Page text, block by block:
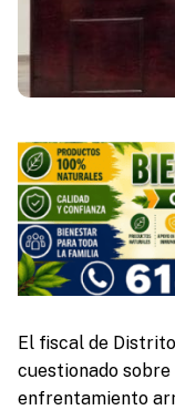
El fiscal de
cuestionado
enfrentamiento